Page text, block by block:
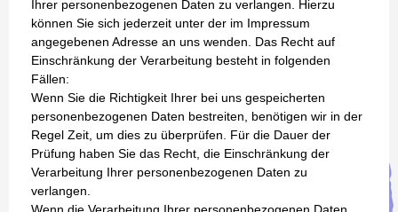
Ihrer personenbezogenen Daten zu verlangen. Hierzu
können Sie sich jederzeit unter der im Impressum
angegebenen Adresse an uns wenden. Das Recht auf
Einschränkung der Verarbeitung besteht in folgenden
Fällen:
Wenn Sie die Richtigkeit Ihrer bei uns gespeicherten
personenbezogenen Daten bestreiten, benötigen wir in der
Regel Zeit, um dies zu überprüfen. Für die Dauer der
Prüfung haben Sie das Recht, die Einschränkung der
Verarbeitung Ihrer personenbezogenen Daten zu
verlangen.